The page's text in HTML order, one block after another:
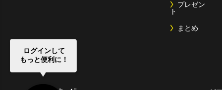
ログインして
もっと便利に！
プレゼン
ト
まとめ